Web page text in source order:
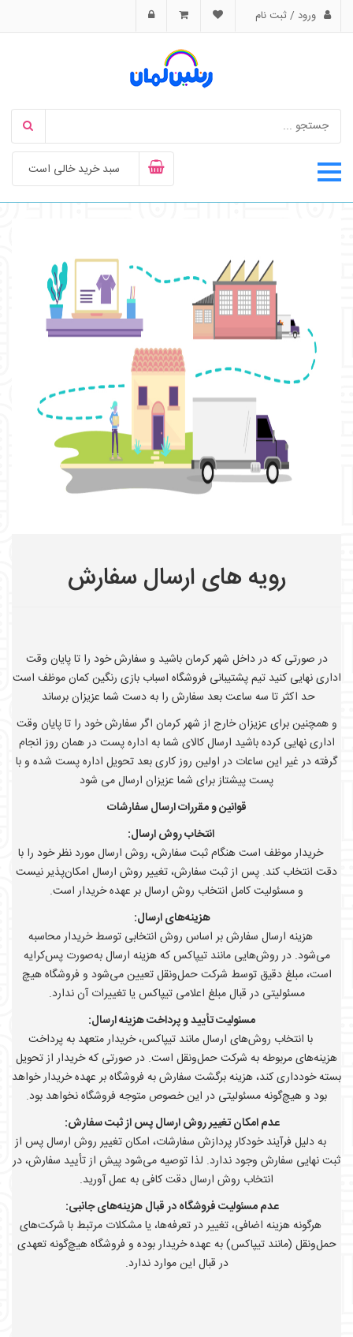
ورود / ثبت نام
سبد خرید خالی است
رویه های ارسال سفارش
در صورتی که در داخل شهر کرمان باشید و سفارش خود را تا پایان وقت
اداری نهایی کنید تیم پشتیبانی فروشگاه اسباب بازی رنگین کمان موظف است
حد اکثر تا سه ساعت بعد سفارش را به دست شما عزیزان برساند
و همچنین برای عزیزان خارج از شهر کرمان اگر سفارش خود را تا پایان وقت
اداری نهایی کرده باشید ارسال کالای شما به اداره پست در همان روز انجام
گرفته در غیر این ساعات در اولین روز کاری بعد تحویل اداره پست شده و با
پست پیشتاز برای شما عزیزان ارسال می شود
قوانین و مقررات ارسال سفارشات
انتخاب روش ارسال:
خریدار موظف است هنگام ثبت سفارش، روش ارسال مورد نظر خود را با
دقت انتخاب کند. پس از ثبت سفارش، تغییر روش ارسال امکان‌پذیر نیست
و مسئولیت کامل انتخاب روش ارسال بر عهده خریدار است.
هزینه‌های ارسال:
هزینه ارسال سفارش بر اساس روش انتخابی توسط خریدار محاسبه
می‌شود. در روش‌هایی مانند تیپاکس که هزینه ارسال به‌صورت پس‌کرایه
است، مبلغ دقیق توسط شرکت حمل‌ونقل تعیین می‌شود و فروشگاه هیچ
مسئولیتی در قبال مبلغ اعلامی تیپاکس یا تغییرات آن ندارد.
مسئولیت تأیید و پرداخت هزینه ارسال:
با انتخاب روش‌های ارسال مانند تیپاکس، خریدار متعهد به پرداخت
هزینه‌های مربوطه به شرکت حمل‌ونقل است. در صورتی که خریدار از تحویل
بسته خودداری کند، هزینه برگشت سفارش به فروشگاه بر عهده خریدار خواهد
بود و هیچ‌گونه مسئولیتی در این خصوص متوجه فروشگاه نخواهد بود.
عدم امکان تغییر روش ارسال پس از ثبت سفارش:
به دلیل فرآیند خودکار پردازش سفارشات، امکان تغییر روش ارسال پس از
ثبت نهایی سفارش وجود ندارد. لذا توصیه می‌شود پیش از تأیید سفارش، در
انتخاب روش ارسال دقت کافی به عمل آورید.
عدم مسئولیت فروشگاه در قبال هزینه‌های جانبی:
هرگونه هزینه اضافی، تغییر در تعرفه‌ها، یا مشکلات مرتبط با شرکت‌های
حمل‌ونقل (مانند تیپاکس) به عهده خریدار بوده و فروشگاه هیچ‌گونه تعهدی
در قبال این موارد ندارد.